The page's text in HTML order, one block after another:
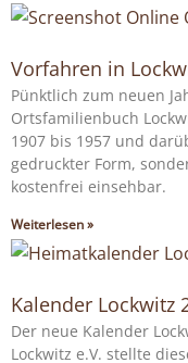
Vorfahren in
Pünktlich zum neuen
Ortsfamilienbuch
1907 bis 1957 und
gedruckter Form,
kostenfrei einsehbar.
Weiterlesen »
Kalender Lockwitz
Der neue Kalender
Lockwitz e.V. stellte